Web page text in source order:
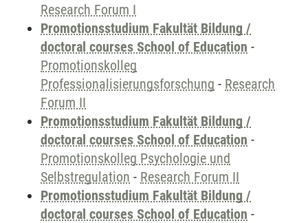
Research Forum I
Promotionsstudium Fakultät Bildung /
doctoral courses School of Education -
Promotionskolleg
Professionalisierungsforschung - Research
Forum II
Promotionsstudium Fakultät Bildung /
doctoral courses School of Education -
Promotionskolleg Psychologie und
Selbstregulation - Research Forum II
Promotionsstudium Fakultät Bildung /
doctoral courses School of Education -